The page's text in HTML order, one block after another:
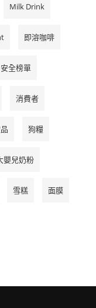
Milk Drink
即溶咖啡
安全榜單
消費者
狗糧
嬰兒奶粉
雪糕 面膜